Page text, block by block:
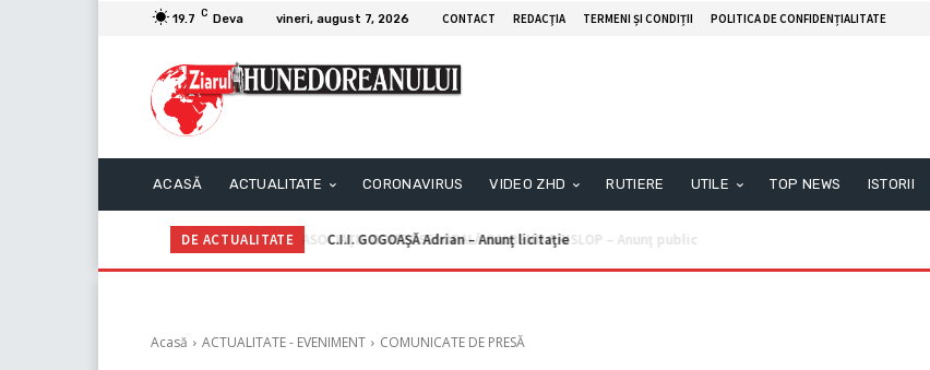
19.7 C Deva vineri, august 7, 2026 CONTACT REDACŢIA TERMENI ȘI CONDIȚII POLITICA DE CONFIDENȚIALITATE
ACASĂ ACTUALITATE CORONAVIRUS VIDEO ZHD RUTIERE UTILE TOP NEWS ISTORII
DE ACTUALITATE C.I.I. GOGOAŞĂ Adrian – Anunţ licitaţie
Acasă ACTUALITATE - EVENIMENT COMUNICATE DE PRESĂ